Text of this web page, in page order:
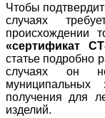
Чтобы
случаях
происхождении
«сертификат
статье подробно
случаях он
муниципальных
получения для
изделий.